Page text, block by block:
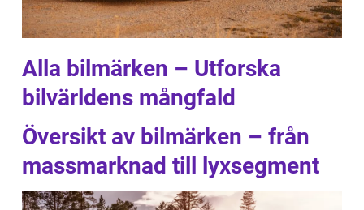
Alla bilmärken – Utforska
bilvärldens mångfald
Översikt av bilmärken – från
massmarknad till lyxsegment